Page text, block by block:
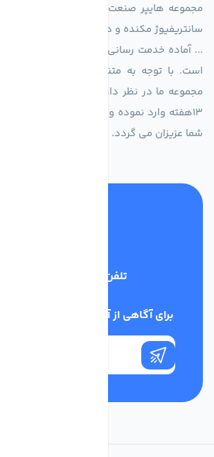
مجموعه هایپر صنعت ایران در امر تولید و
سانتریفیوژ مکنده و دمنده آکسیال، سقفی، بین
... آماده خدمت رسانی به شرکت های تولیدی،
است. با توجه به متنوع بودن فن های
مجموعه ما در نظر دارد کالاهای تخصصی شما
13هفته وارد نموده و این عمر باعث صرفه
شما عزیزان می گردد.
تلفن پشتیبانی
برای آگاهی از آخرین اخبار در خبرنامه